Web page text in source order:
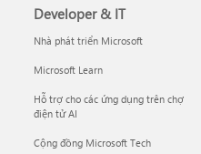
Developer & IT
Nhà phát triển Microsoft
Microsoft Learn
Hỗ trợ cho các ứng dụng trên chợ
điện tử AI
Cộng đồng Microsoft Tech